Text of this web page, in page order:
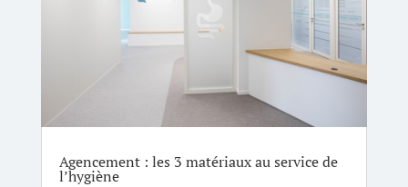
Agencement : les 3 matériaux au service de
l’hygiène